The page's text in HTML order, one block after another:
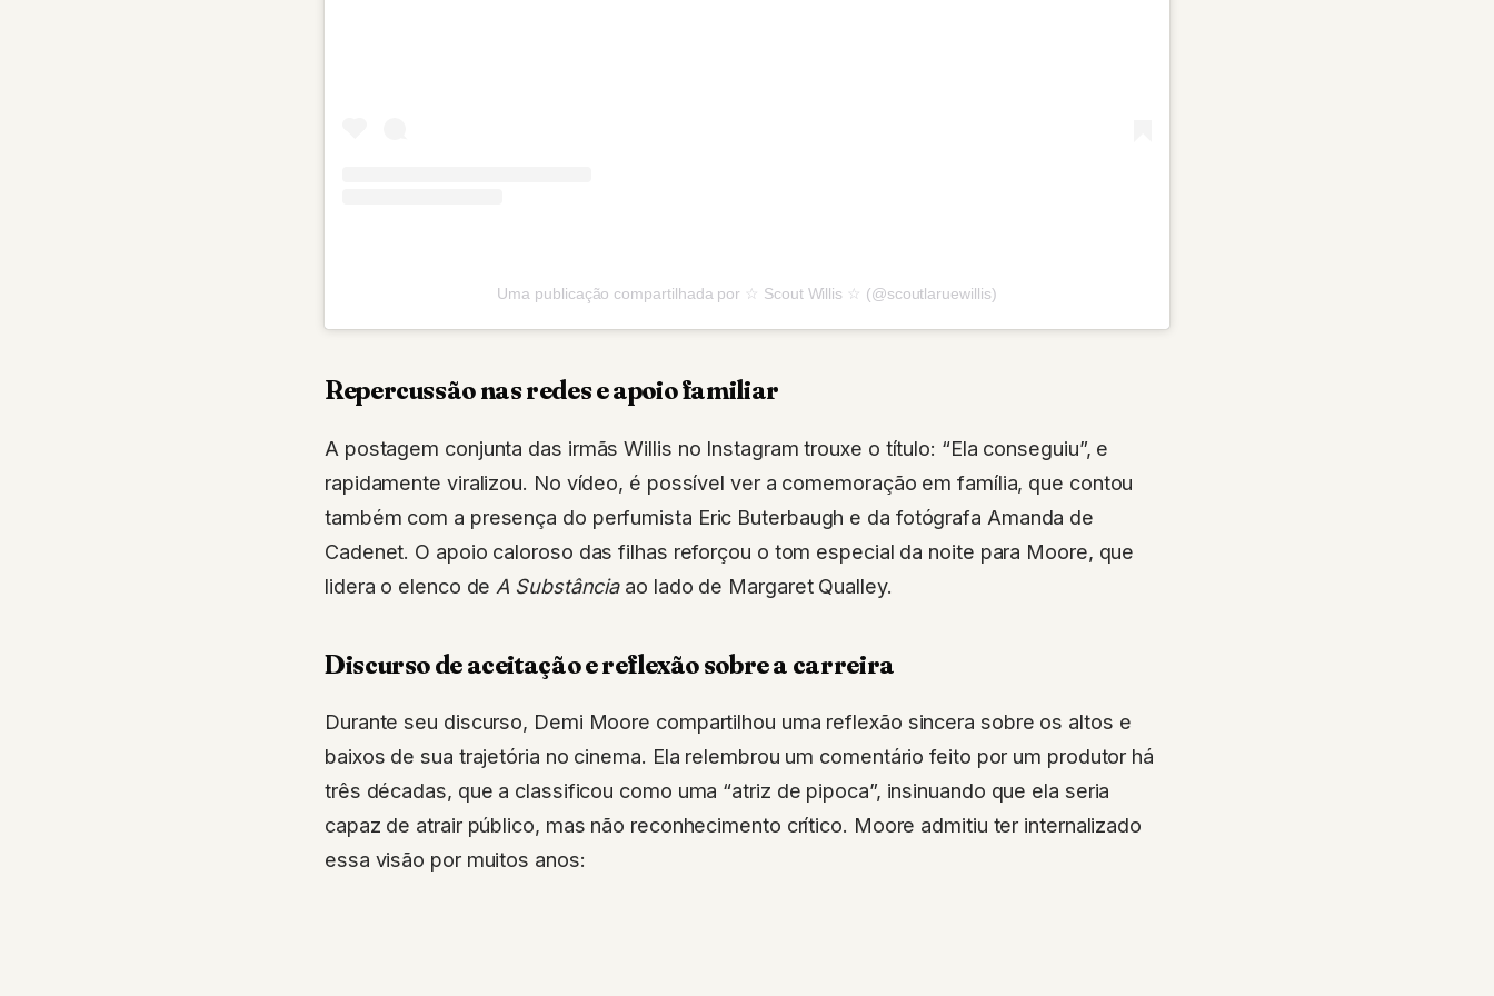
Uma publicação compartilhada por ☆ Scout Willis ☆ (@scoutlaruewillis)
Repercussão nas redes e apoio familiar
A postagem conjunta das irmãs Willis no Instagram trouxe o título: “Ela conseguiu”, e
rapidamente viralizou. No vídeo, é possível ver a comemoração em família, que contou
também com a presença do perfumista Eric Buterbaugh e da fotógrafa Amanda de
Cadenet. O apoio caloroso das filhas reforçou o tom especial da noite para Moore, que
lidera o elenco de A Substânciaao lado de Margaret Qualley.
Discurso de aceitação e reflexão sobre a carreira
Durante seu discurso, Demi Moore compartilhou uma reflexão sincera sobre os altos e
baixos de sua trajetória no cinema. Ela relembrou um comentário feito por um produtor há
três décadas, que a classificou como uma “atriz de pipoca”, insinuando que ela seria
capaz de atrair público, mas não reconhecimento crítico. Moore admitiu ter internalizado
essa visão por muitos anos: